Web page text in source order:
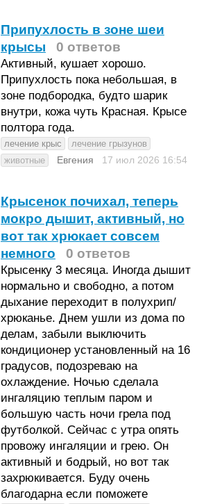
Припухлость в зоне шеи
крысы
0 ответов
Активный, кушает хорошо.
Припухлость пока небольшая, в
зоне подбородка, будто шарик
внутри, кожа чуть Красная. Крысе
полтора года.
лечение крыс
лечение грызунов
животные
Евгения 17 июл 2026 16:54
Крысенок почихал, теперь
мокро дышит, активный, но
вот так хрюкает совсем
немного
0 ответов
Крысенку 3 месяца. Иногда дышит
нормально и свободно, а потом
дыхание переходит в полухрип/
хрюканье. Днем ушли из дома по
делам, забыли выключить
кондиционер установленный на 16
градусов, подозреваю на
охлаждение. Ночью сделала
ингаляцию теплым паром и
большую часть ночи грела под
футболкой. Сейчас с утра опять
провожу ингаляции и грею. Он
активный и бодрый, но вот так
захрюкивается. Буду очень
благодарна если поможете